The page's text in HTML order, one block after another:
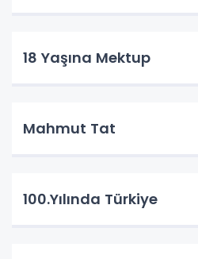
18 Yaşına Mektup
Mahmut Tat
100.Yılında Türkiye